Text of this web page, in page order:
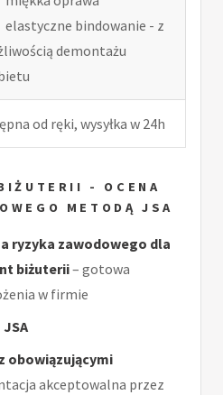
elastyczne bindowanie - z
demontażu
od ręki, wysyłka w 24h
- OCENA
METODĄ JSA
ryzyka zawodowego dla
biżuterii– gotowa
w firmie
obowiązującymi
akceptowalna przez